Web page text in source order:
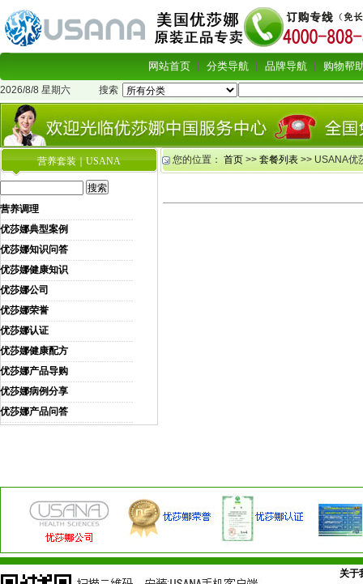
网站首页 分类导航 品牌导航 购物帮
2026/8/8 星期六 搜索
营养套装｜USANA
营养调理
优莎娜典型案例
优莎娜知识问答
优莎娜健康知识
优莎娜公司
优莎娜荣誉
优莎娜认证
优莎娜健康配方
优莎娜产品导购
优莎娜病例分享
优莎娜产品问答
您的位置： 首页 >> 套餐列表 >> USANA优
关于